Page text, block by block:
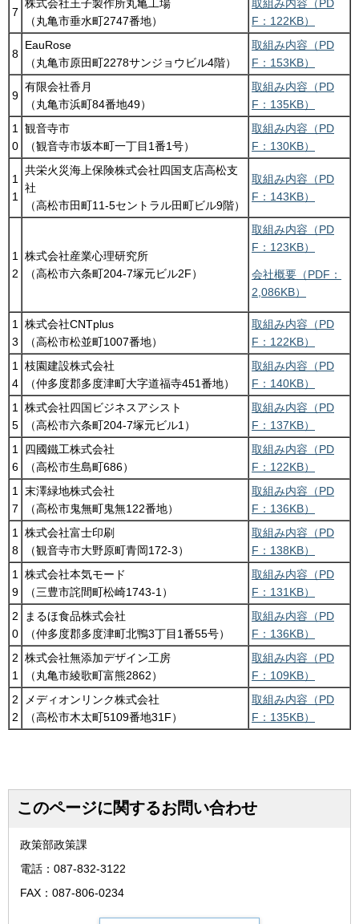
7
株式会社王子製作所丸亀工場
（丸亀市垂水町2747番地）
取組み内容（PD
F：122KB）
8
EauRose
（丸亀市原田町2278サンジョウビル4階）
取組み内容（PD
F：153KB）
9
有限会社香月
（丸亀市浜町84番地49）
取組み内容（PD
F：135KB）
1
0
観音寺市
（観音寺市坂本町一丁目1番1号）
取組み内容（PD
F：130KB）
1
1
共栄火災海上保険株式会社四国支店高松支
社
（高松市田町11-5セントラル田町ビル9階）
取組み内容（PD
F：143KB）
1
2
株式会社産業心理研究所
（高松市六条町204-7塚元ビル2F）
取組み内容（PD
F：123KB）
会社概要（PDF：
2,086KB）
1
3
株式会社CNTplus
（高松市松並町1007番地）
取組み内容（PD
F：122KB）
1
4
枝園建設株式会社
（仲多度郡多度津町大字道福寺451番地）
取組み内容（PD
F：140KB）
1
5
株式会社四国ビジネスアシスト
（高松市六条町204-7塚元ビル1）
取組み内容（PD
F：137KB）
1
6
四國鐵工株式会社
（高松市生島町686）
取組み内容（PD
F：122KB）
1
7
末澤緑地株式会社
（高松市鬼無町鬼無122番地）
取組み内容（PD
F：136KB）
1
8
株式会社富士印刷
（観音寺市大野原町青岡172-3）
取組み内容（PD
F：138KB）
1
9
株式会社本気モード
（三豊市詫間町松崎1743-1）
取組み内容（PD
F：131KB）
2
0
まるほ食品株式会社
（仲多度郡多度津町北鴨3丁目1番55号）
取組み内容（PD
F：136KB）
2
1
株式会社無添加デザイン工房
（丸亀市綾歌町富熊2862）
取組み内容（PD
F：109KB）
2
2
メディオンリンク株式会社
（高松市木太町5109番地31F）
取組み内容（PD
F：135KB）
このページに関するお問い合わせ
政策部政策課
電話：087-832-3122
FAX：087-806-0234